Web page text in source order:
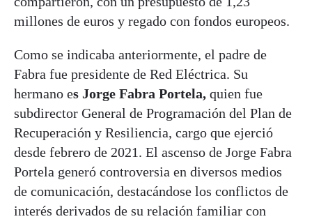
millones de euros y regado con fondos europeos.
Como se indicaba anteriormente, el padre de
Fabra fue presidente de Red Eléctrica. Su
hermano es Jorge Fabra Portela, quien fue
subdirector General de Programación del Plan de
Recuperación y Resiliencia, cargo que ejerció
desde febrero de 2021. El ascenso de Jorge Fabra
Portela generó controversia en diversos medios
de comunicación, destacándose los conflictos de
interés derivados de su relación familiar con